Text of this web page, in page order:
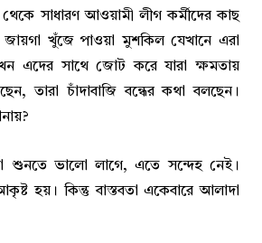
থেকে সাধারণ আওয়ামী লীগ কর্মীদের কাছ
খুঁজে পাওয়া মুশকিল যেখানে এরা
এদের সাথে জোট করে যারা ক্ষমতায়
তারা চাঁদাবাজি বন্ধের কথা বলছেন।
শুনতে ভালো লাগে, এতে সন্দেহ নেই।
হয়। কিন্তু বাস্তবতা একেবারে আলাদা